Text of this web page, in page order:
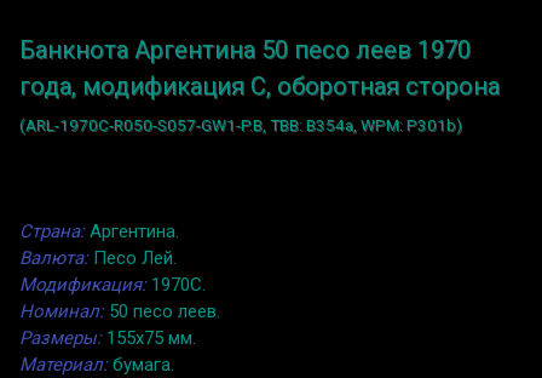
Банкнота Аргентина 50 песо леев 1970
года, модификация C, оборотная сторона
(ARL-1970C-R050-S057-GW1-P.B, TBB: B354a, WPM: P301b)
Страна:Аргентина.
Валюта:Песо Лей.
Модификация:1970C.
Номинал:50 песо леев.
Размеры:155x75 мм.
Материал:бумага.